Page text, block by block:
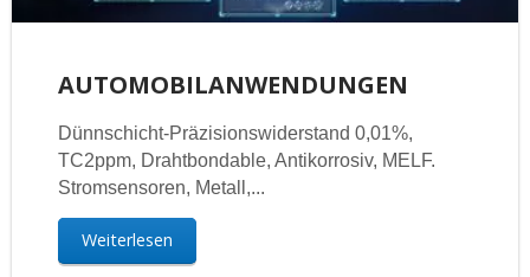
AUTOMOBILANWENDUNGEN
Dünnschicht-Präzisionswiderstand 0,01%,
TC2ppm, Drahtbondable, Antikorrosiv, MELF.
Stromsensoren, Metall,...
Weiterlesen